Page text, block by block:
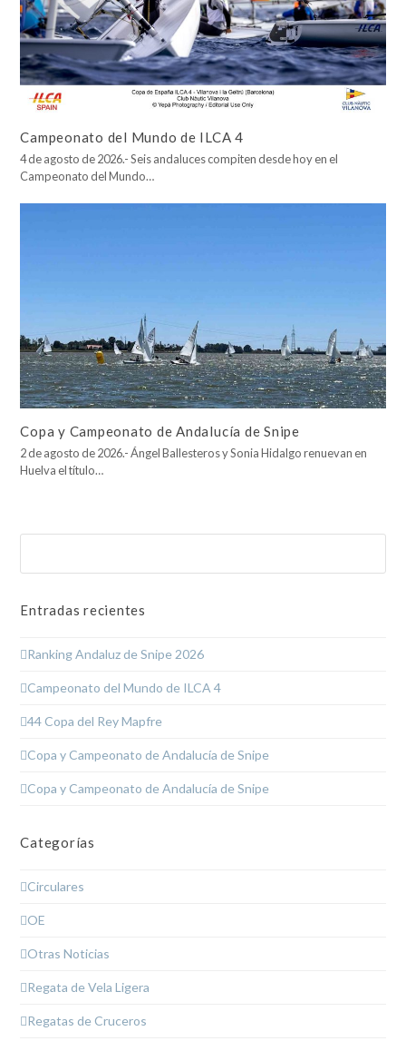
Campeonato del Mundo de ILCA 4
4 de agosto de 2026.- Seis andaluces compiten desde hoy en el
Campeonato del Mundo…
Copa y Campeonato de Andalucía de Snipe
2 de agosto de 2026.- Ángel Ballesteros y Sonia Hidalgo renuevan en
Huelva el título…
Entradas recientes
Ranking Andaluz de Snipe 2026
Campeonato del Mundo de ILCA 4
44 Copa del Rey Mapfre
Copa y Campeonato de Andalucía de Snipe
Copa y Campeonato de Andalucía de Snipe
Categorías
Circulares
OE
Otras Noticias
Regata de Vela Ligera
Regatas de Cruceros